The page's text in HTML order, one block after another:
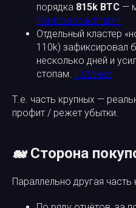
порядка 815k BTC —
Marktbeobachter+1
Отдельный кластер
110k) зафиксировал
несколько дней и
стопам. FXStreet
Т.е. часть крупных —
профит / режет убытки.
🐋 Сторона
Параллельно другая часть